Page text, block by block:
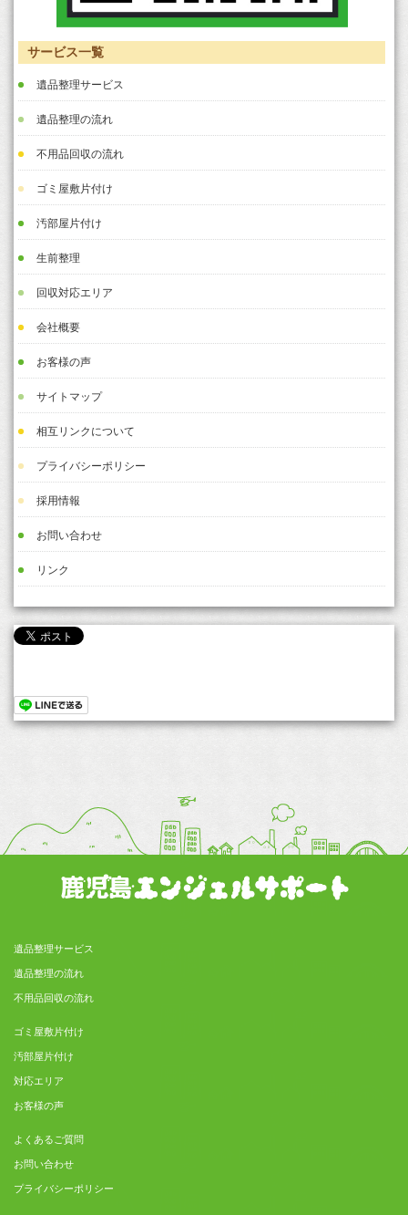
サービス一覧
遺品整理サービス
遺品整理の流れ
不用品回収の流れ
ゴミ屋敷片付け
汚部屋片付け
生前整理
回収対応エリア
会社概要
お客様の声
サイトマップ
相互リンクについて
プライバシーポリシー
採用情報
お問い合わせ
リンク
遺品整理サービス
遺品整理の流れ
不用品回収の流れ
ゴミ屋敷片付け
汚部屋片付け
対応エリア
お客様の声
よくあるご質問
お問い合わせ
プライバシーポリシー